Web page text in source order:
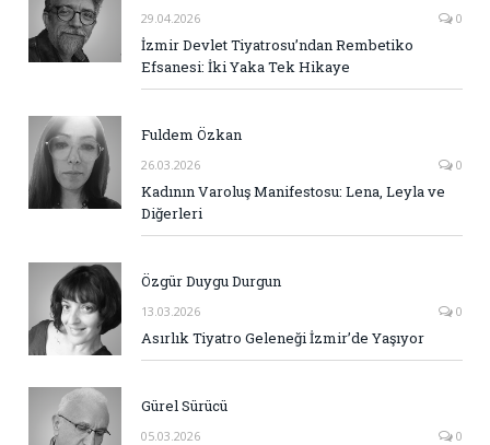
29.04.2026 0
İzmir Devlet Tiyatrosu’ndan Rembetiko
Efsanesi: İki Yaka Tek Hikaye
Fuldem Özkan
26.03.2026 0
Kadının Varoluş Manifestosu: Lena, Leyla ve
Diğerleri
Özgür Duygu Durgun
13.03.2026 0
Asırlık Tiyatro Geleneği İzmir’de Yaşıyor
Gürel Sürücü
05.03.2026 0